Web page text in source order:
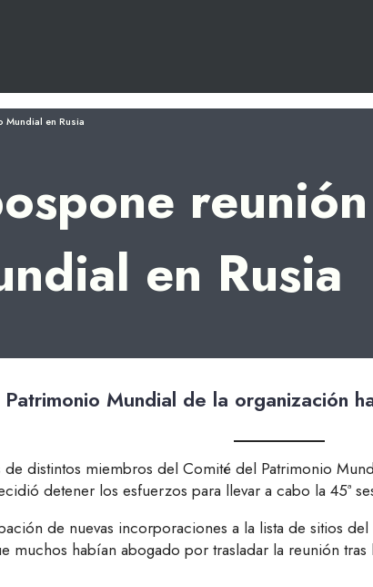
Mundial en Rusia
en Rusia
Mundial de la organización
distintos miembros del Comité del Patrimonio
detener los esfuerzos para llevar a cabo la 45ª
de nuevas incorporaciones a la lista de sitios
muchos habían abogado por trasladar la reunión